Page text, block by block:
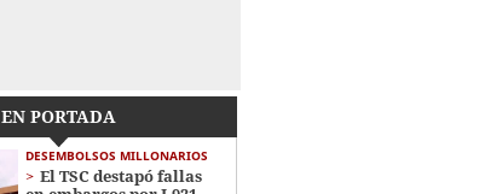
EN PORTADA
DESEMBOLSOS MILLONARIOS
El TSC destapó fallas